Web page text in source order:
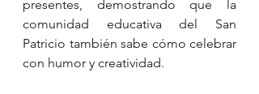
presentes, demostrando que la
comunidad educativa del San
Patricio también sabe cómo celebrar
con humor y creatividad.